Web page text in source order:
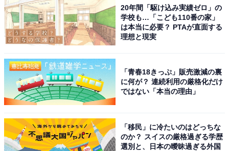
急な積雪の時…「補助的に」対応できるアイテム
20年間「駆け込み実績ゼロ」の
学校も…「こども110番の家」
は本当に必要？ PTAが直面する
理想と現実
「青春18きっぷ」販売激減の裏
に何が？ 連続利用の厳格化だけ
ではない「本当の理由」
「移民」に冷たいのはどっちな
のか？ スイスの厳格過ぎる学歴
選別と、日本の曖昧過ぎる外国